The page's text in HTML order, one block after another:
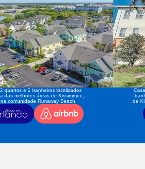
quartos e 2 banheiros localizados
das melhores áreas de Kissimmee,
comunidade Runaway Beach.
de